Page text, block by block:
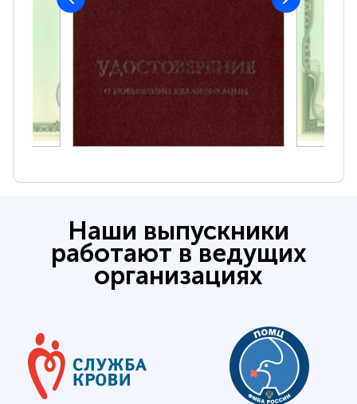
Наши выпускники
работают в ведущих
организациях